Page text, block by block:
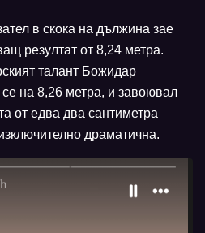
в скока на дължина зае
резултат от 8,24 метра.
талант Божидар
на 8,26 метра, и завоювал
от едва два сантиметра
драматична.